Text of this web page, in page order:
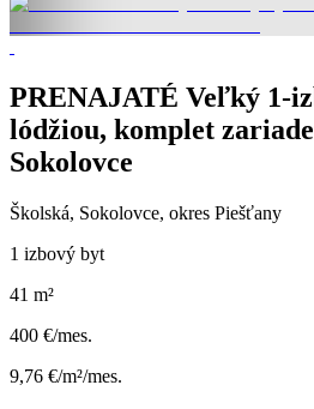
PRENAJATÉ Veľký 1-
lódžiou, komplet
Sokolovce
Školská, Sokolovce, okres Piešťany
1 izbový byt
41 m²
400 €/mes.
9,76 €/m²/mes.